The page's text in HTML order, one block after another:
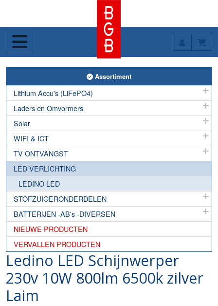
Toggle Assortiment
Assortiment
Lithium Accu's (LiFePO4)
Laders en Omvormers
Solar
WIFI & ICT
TV ONTVANGST
LED VERLICHTING
LEDINO LED
STOFZUIGERONDERDELEN
BATTERIJEN -AB's -DIVERSEN
NIEUWE PRODUCTEN
VERVALLEN PRODUCTEN
Ledino LED Schijnwerper
230v 10W 800lm 6500k zilver
Laim